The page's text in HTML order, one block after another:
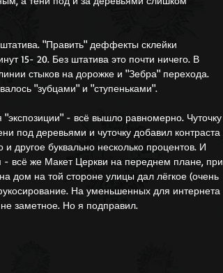
"Править" деффекты склейки
15- 20. Без штатива это почти ничего. В
стыков на дорожке и "Зебра" перехода.
"зубцами" и "ступеньками".
"экспозиции" - всё вышло равномерно. Чуточку
под деревьями и чуточку добавил контраста
и другое буквально несколько процентов. И
- всё же Макет Церкви на переднем плане, при
дом на той стороне улицы дал лёгкое (очень
На уменьшенных для интернета
заметное. Но я подправил.